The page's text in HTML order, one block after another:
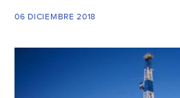
06 DICIEMBRE 2018